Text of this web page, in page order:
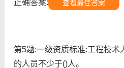
正确答案: 查看最佳答案
第5题:一级资质标准:工程技术
的人员不少于()人。